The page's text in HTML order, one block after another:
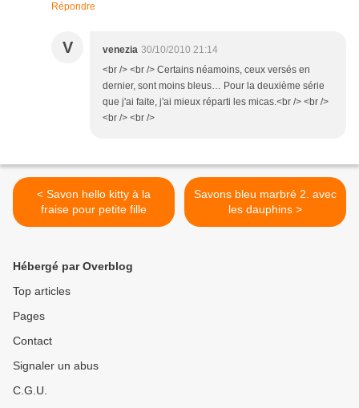
Répondre
V venezia 30/10/2010 21:14
<br /> <br /> Certains néamoins, ceux versés en
dernier, sont moins bleus… Pour la deuxième série
que j'ai faite, j'ai mieux réparti les micas.<br /> <br />
<br /> <br />
< Savon hello kitty à la
fraise pour petite fille
Savons bleu marbré 2. avec
les dauphins >
Hébergé par Overblog
Top articles
Pages
Contact
Signaler un abus
C.G.U.